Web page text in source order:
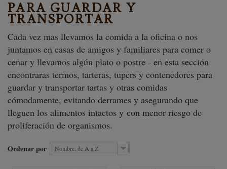
PARA GUARDAR Y
TRANSPORTAR
Cada vez mas llevamos la comida a la oficina o nos
juntamos en casas de amigos y familiares para comer o
cenar y llevamos algún plato o postre - en esta sección
encontraras termos, tarteras, tupers y contenedores para
guardar y transportar tartas y otras comidas
cómodamente, evitando derrames y asegurando que
lleguen los alimentos intactos y con menor riesgo de
proliferación de organismos.
Ordenar por Nombre: de A a Z